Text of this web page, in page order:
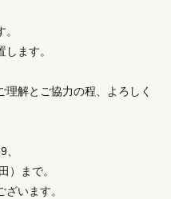
ます。
解とご協力の程、よろしく
）まで。
います。